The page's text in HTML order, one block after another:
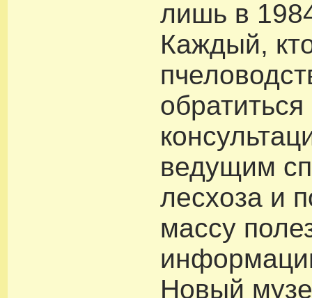
лишь в
Каждый,
обратиться
ведущим
лесхоза и
массу
Новый